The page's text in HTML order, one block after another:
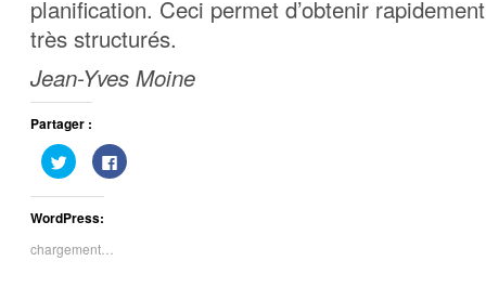
planification. Ceci permet d’obtenir
très structurés.
Jean-Yves Moine
Partager :
Cliquez
pour
partager
sur
Twitter(ouvre
dans
nouvelle
Cliquez
pour
WordPress:
chargement…